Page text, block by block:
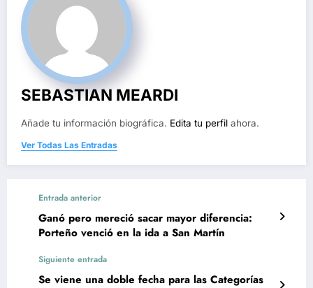
SEBASTIAN MEARDI
Añade tu información biográfica. Edita tu perfil ahora.
Ver Todas Las Entradas
Entrada anterior
Ganó pero mereció sacar mayor diferencia:
Porteño venció en la ida a San Martín
Siguiente entrada
Se viene una doble fecha para las Categorías